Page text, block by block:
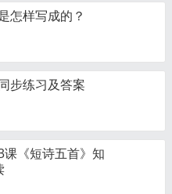
怎样写成的？
步练习及答案
课《短诗五首》知